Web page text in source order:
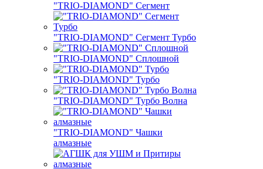
"TRIO-DIAMOND" Сегмент
"TRIO-DIAMOND" Сегмент Турбо
"TRIO-DIAMOND" Сплошной
"TRIO-DIAMOND" Турбо
"TRIO-DIAMOND" Турбо Волна
"TRIO-DIAMOND" Чашки
алмазные